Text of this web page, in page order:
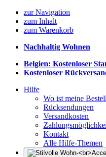
zur Navigation
zum Inhalt
zum Warenkorb
Nachhaltig Wohnen
Belgien: Kostenloser
Kostenloser
Hilfe
Wo ist meine
Rücksendungen
Versandkosten
Kontakt
Alle Hilfe-Themen